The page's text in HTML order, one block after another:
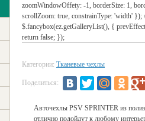
zoomWindowOffety: -1, borderSize: 1,
scrollZoom: true, constrainType: 'width'
$.fancybox(ez.getGalleryList(), {
return false; });
Категории: Тканевые чехлы
Поделиться:
Авточехлы PSV SPRINTER из
отлично подойдут к любому